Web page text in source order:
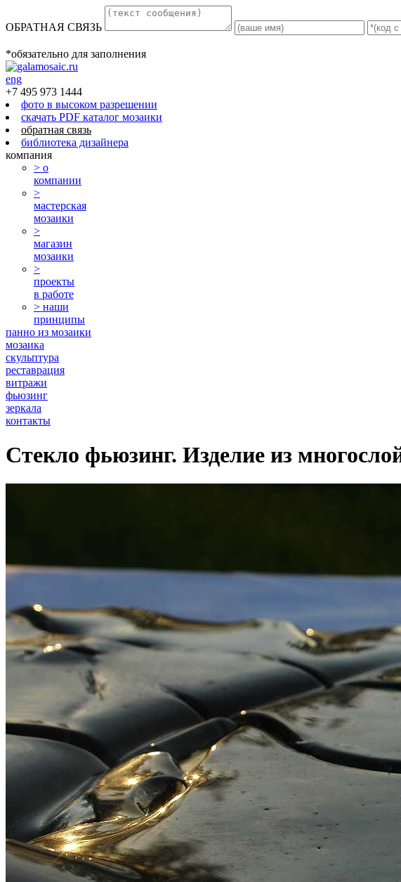
ОБРАТНАЯ СВЯЗЬ
*обязательно для заполнения
eng
+7 495 973 1444
фото в высоком разрешении
скачать PDF каталог мозаики
обратная связь
библиотека дизайнера
компания
> о
компании
>
мастерская
мозаики
>
магазин
мозаики
>
проекты
в работе
> наши
принципы
панно из мозаики
мозаика
скульптура
реставрация
витражи
фьюзинг
зеркала
контакты
Стекло фьюзинг. Изделие из